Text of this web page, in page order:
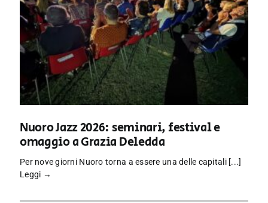
Nuoro Jazz 2026: seminari, festival e
omaggio a Grazia Deledda
Per nove giorni Nuoro torna a essere una delle capitali [...]
Leggi →